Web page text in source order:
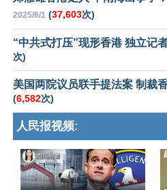
2025/6/1 (37,603次)
“中共式打压”现形香港 独立记
次)
美国两院议员联手提法案 制裁
(6,582次)
人民报视频: